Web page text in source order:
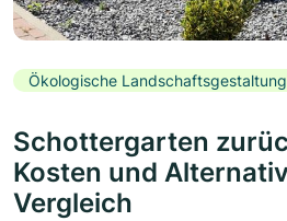
Ökologische Landschaftsgestaltung
Schottergarten
Kosten und
Vergleich